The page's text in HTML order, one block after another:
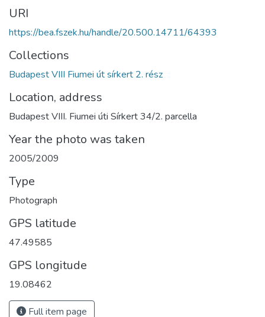
URI
https://bea.fszek.hu/handle/20.500.14711/64393
Collections
Budapest VIII Fiumei út sírkert 2. rész
Location, address
Budapest VIII. Fiumei úti Sírkert 34/2. parcella
Year the photo was taken
2005/2009
Type
Photograph
GPS latitude
47.49585
GPS longitude
19.08462
Full item page